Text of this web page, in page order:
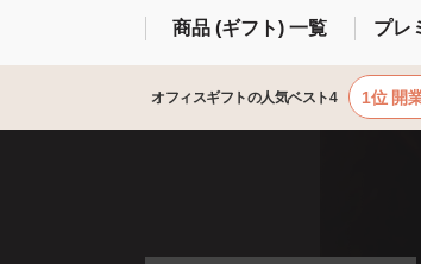
商品 (ギフト) 一覧 プレ
オフィスギフトの人気ベスト4 1位 開